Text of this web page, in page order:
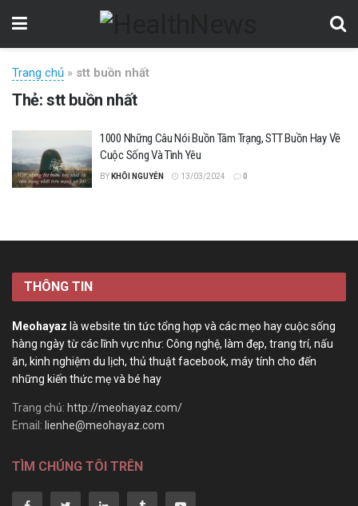
Trang chủ » stt buồn nhất
Thẻ:stt buồn nhất
1000 Những Câu Nói Buồn Tâm Trạng, STT Buồn Hay Về
Cuộc Sống Và Tình Yêu
BY KHÔI NGUYỄN 13/03/2024 0
THÔNG TIN
Meohayaz là website tin tức tổng hợp và các mẹo hay cuộc sống
hàng ngày từ các lĩnh vực như: Công nghệ, làm đẹp, trang trí, nấu
ăn, kinh nghiệm du lịch, thủ thuật facebook, máy tính cho đến
những kiến thức mẹ và bé hay
Trang chủ: http://meohayaz.com/
Email: lienhe@meohayaz.com
TÌM CHÚNG TÔI TRÊN